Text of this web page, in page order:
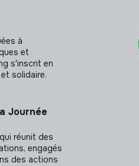
à
et
s'inscrit en
solidaire.
Journée
réunit des
engagés
des actions